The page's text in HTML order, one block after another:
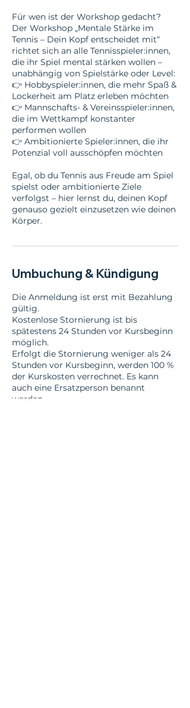
Für wen ist der Workshop gedacht?
Der Workshop „Mentale Stärke im
Tennis – Dein Kopf entscheidet mit“
richtet sich an alle Tennisspieler:innen,
die ihr Spiel mental stärken wollen –
unabhängig von Spielstärke oder Level:
👉 Hobbyspieler:innen, die mehr Spaß &
Lockerheit am Platz erleben möchten
👉 Mannschafts- & Vereinsspieler:innen,
die im Wettkampf konstanter
performen wollen
👉 Ambitionierte Spieler:innen, die ihr
Potenzial voll ausschöpfen möchten
Egal, ob du Tennis aus Freude am Spiel
spielst oder ambitionierte Ziele
verfolgst – hier lernst du, deinen Kopf
genauso gezielt einzusetzen wie deinen
Körper.
Umbuchung & Kündigung
Die Anmeldung ist erst mit Bezahlung
gültig.
Kostenlose Stornierung ist bis
spätestens 24 Stunden vor Kursbeginn
möglich.
Erfolgt die Stornierung weniger als 24
Stunden vor Kursbeginn, werden 100 %
der Kurskosten verrechnet. Es kann
auch eine Ersatzperson benannt
werden.